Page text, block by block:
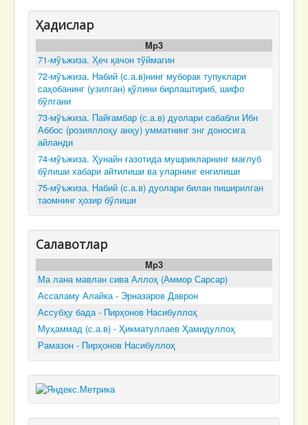
Ҳадислар
Mp3
71-мўъжиза. Ҳеч қачон тўймагин
72-мўъжиза. Набий (с.а.в)нинг муборак тупуклари
саҳобанинг (узилган) қўлини бирлаштириб, шифо
бўлгани
73-мўъжиза. Пайғамбар (с.а.в) дуолари сабабли Ибн
Аббос (розияллоҳу анҳу) умматнинг энг доносига
айланди
74-мўъжиза. Ҳунайн ғазотида мушрикларнинг мағлуб
бўлиши хабари айтилиши ва уларнинг енгилиши
75-мўъжиза. Набий (с.а.в) дуолари билан пиширилган
таомнинг ҳозир бўлиши
Салавотлар
Mp3
Ма лана мавлан сива Аллоҳ (Аммор Сарсар)
Ассаламу Алайка - Эрназаров Даврон
Ассубҳу бада - Пирҳонов Насибуллоҳ
Муҳаммад (с.а.в) - Ҳикматуллаев Ҳамидуллоҳ
Рамазон - Пирҳонов Насибуллоҳ